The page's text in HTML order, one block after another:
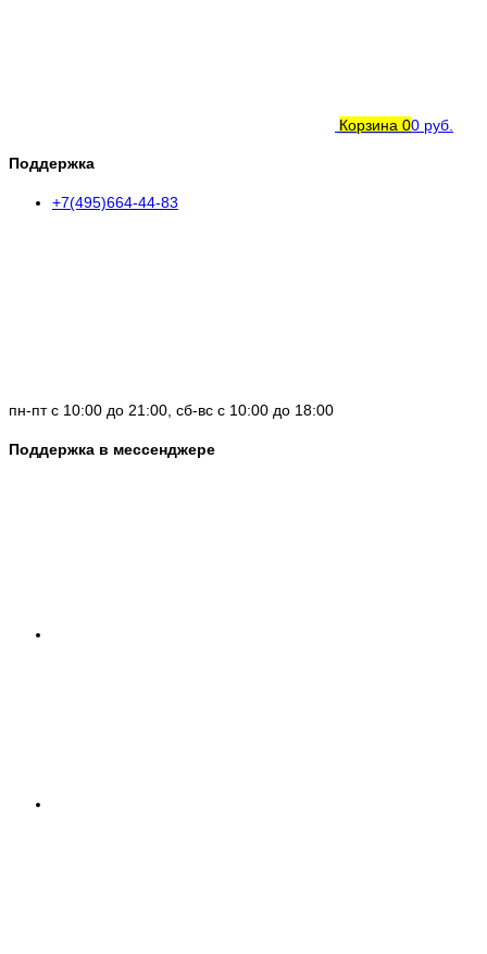
Корзина 00 руб.
Поддержка
+7(495)664-44-83
пн-пт с 10:00 до 21:00, сб-вс с 10:00 до 18:00
Поддержка в мессенджере